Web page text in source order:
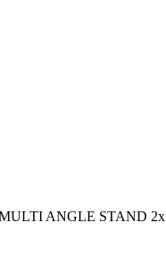
ANGLE STAND